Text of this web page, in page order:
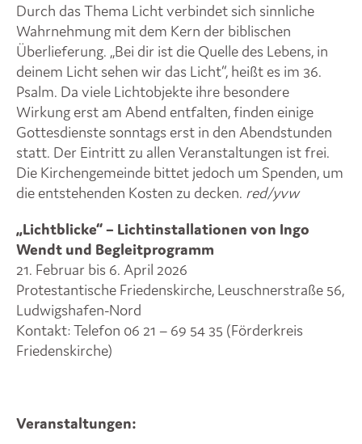
Durch das Thema Licht verbindet sich sinnliche
Wahrnehmung mit dem Kern der biblischen
Überlieferung. „Bei dir ist die Quelle des Lebens, in
deinem Licht sehen wir das Licht“, heißt es im 36.
Psalm. Da viele Lichtobjekte ihre besondere
Wirkung erst am Abend entfalten, finden einige
Gottesdienste sonntags erst in den Abendstunden
statt. Der Eintritt zu allen Veranstaltungen ist frei.
Die Kirchengemeinde bittet jedoch um Spenden, um
die entstehenden Kosten zu decken. red/yvw
„Lichtblicke“ – Lichtinstallationen von Ingo
Wendt und Begleitprogramm
21. Februar bis 6. April 2026
Protestantische Friedenskirche, Leuschnerstraße 56,
Ludwigshafen-Nord
Kontakt: Telefon 06 21 – 69 54 35 (Förderkreis
Friedenskirche)
Veranstaltungen: